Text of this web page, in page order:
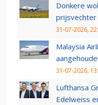
Donkere
31-07-2026,
Malaysia
31-07-2026,
Lufthansa
Edelweiss